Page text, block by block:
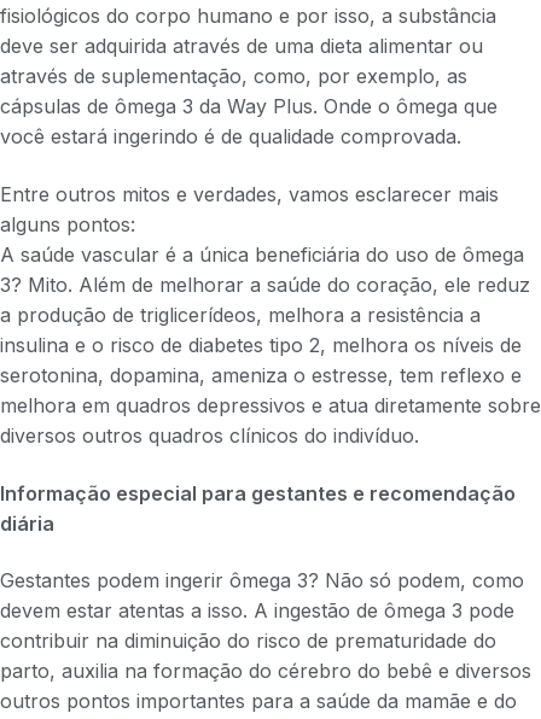
fisiológicos do corpo humano e por isso, a substância
deve ser adquirida através de uma dieta alimentar ou
através de suplementação, como, por exemplo, as
cápsulas de ômega 3 da Way Plus. Onde o ômega que
você estará ingerindo é de qualidade comprovada.
Entre outros mitos e verdades, vamos esclarecer mais
alguns pontos:
A saúde vascular é a única beneficiária do uso de ômega
3? Mito. Além de melhorar a saúde do coração, ele reduz
a produção de triglicerídeos, melhora a resistência a
insulina e o risco de diabetes tipo 2, melhora os níveis de
serotonina, dopamina, ameniza o estresse, tem reflexo e
melhora em quadros depressivos e atua diretamente sobre
diversos outros quadros clínicos do indivíduo.
Informação especial para gestantes e recomendação
diária
Gestantes podem ingerir ômega 3? Não só podem, como
devem estar atentas a isso. A ingestão de ômega 3 pode
contribuir na diminuição do risco de prematuridade do
parto, auxilia na formação do cérebro do bebê e diversos
outros pontos importantes para a saúde da mamãe e do